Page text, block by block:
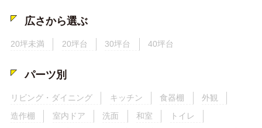
広さから選ぶ
20坪未満 20坪台 30坪台 40坪台
パーツ別
リビング・ダイニング キッチン 食器棚
外観
造作棚
室内ドア 洗面 和室
トイレ